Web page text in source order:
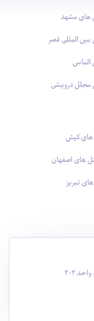
مشهد
المللی قصر
درویشی
کیش
های اصفهان
تبریز
202